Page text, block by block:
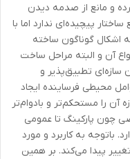
و مانع از صدمه دیدن
پیچیده‌ای ندارد اما با
اشکال گوناگون ساخته
آن و البته مراحل ساخت
سازه‌ای تطبیق‌پذیر و
محیطی فرساینده ایجاد
آن را مستحکم‌تر و بادوام‌تر
چون پارکینگ تا عمومی
باتوجه به کاربرد و مورد
پیدا می‌کند. بر همین